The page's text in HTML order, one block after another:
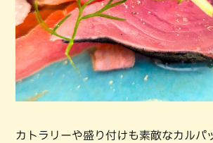
カトラリーや盛り付けも素敵なカルパ